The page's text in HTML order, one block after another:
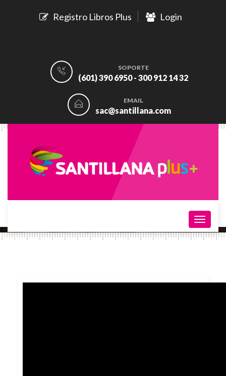
Registro Libros Plus Login
SOPORTE
(601) 390 6950 - 300 912 14 32
EMAIL
sac@santillana.com